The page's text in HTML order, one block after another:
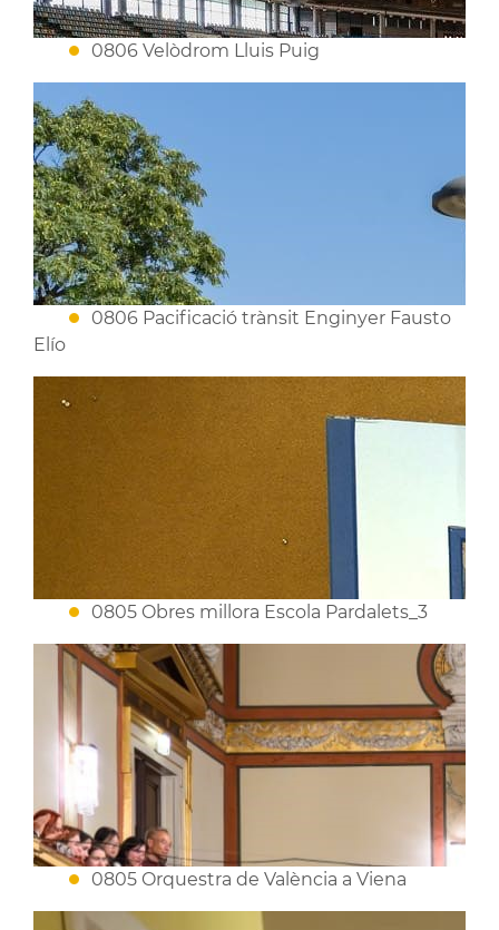
0806 Velòdrom Lluis Puig
0806 Pacificació trànsit Enginyer Fausto
Elío
0805 Obres millora Escola Pardalets_3
0805 Orquestra de València a Viena